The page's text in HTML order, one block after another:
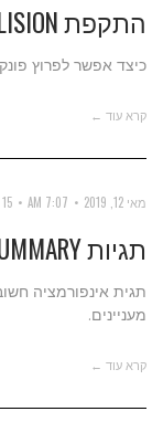
התקפת SHA1 COLLISION
כיצד אפשר לפרוץ
קרא עוד ←
מאי 12, 2019 7:07 AM 15 תגובות
תגיות DETAILS & SUMMARY
תגית אינפורמציה
מעניינים.
קרא עוד ←